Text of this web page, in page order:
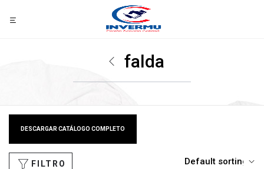
falda
DESCARGAR CATÁLOGO COMPLETO
FILTRO